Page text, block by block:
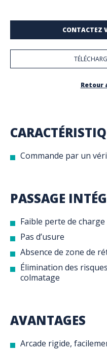
CONTACTEZ
Retour
Commande par un
PASSAGE
Faible perte de charge
Pas d’usure
Absence de zone de
Élimination des
colmatage
AVANTAGES
Arcade rigide,